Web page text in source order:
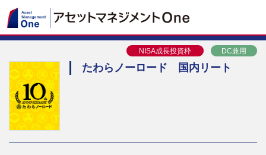
NISA成長投資枠 DC兼用
たわらノーロード 国内リート